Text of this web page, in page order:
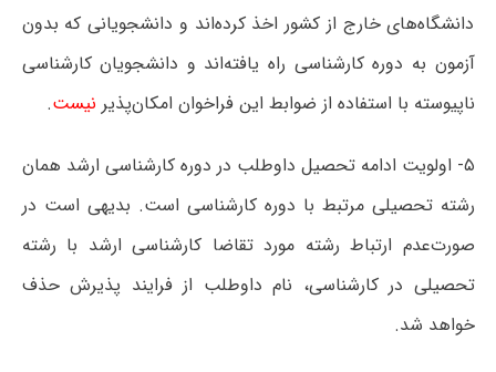
دانشگاه‌های خارج از کشور اخذ کرده‌اند و دانشجویانی که بدون
آزمون به دوره کارشناسی راه یافته‌اند و دانشجویان کارشناسی
ناپیوسته با استفاده از ضوابط این فراخوان امکان‌پذیر نیست.
۵- اولویت ادامه تحصیل داوطلب در دوره کارشناسی ارشد همان
رشته تحصیلی مرتبط با دوره کارشناسی است. بدیهی است در
صورت‌عدم ارتباط رشته مورد تقاضا کارشناسی ارشد با رشته
تحصیلی در کارشناسی، نام داوطلب از فرایند پذیرش حذف
خواهد شد.